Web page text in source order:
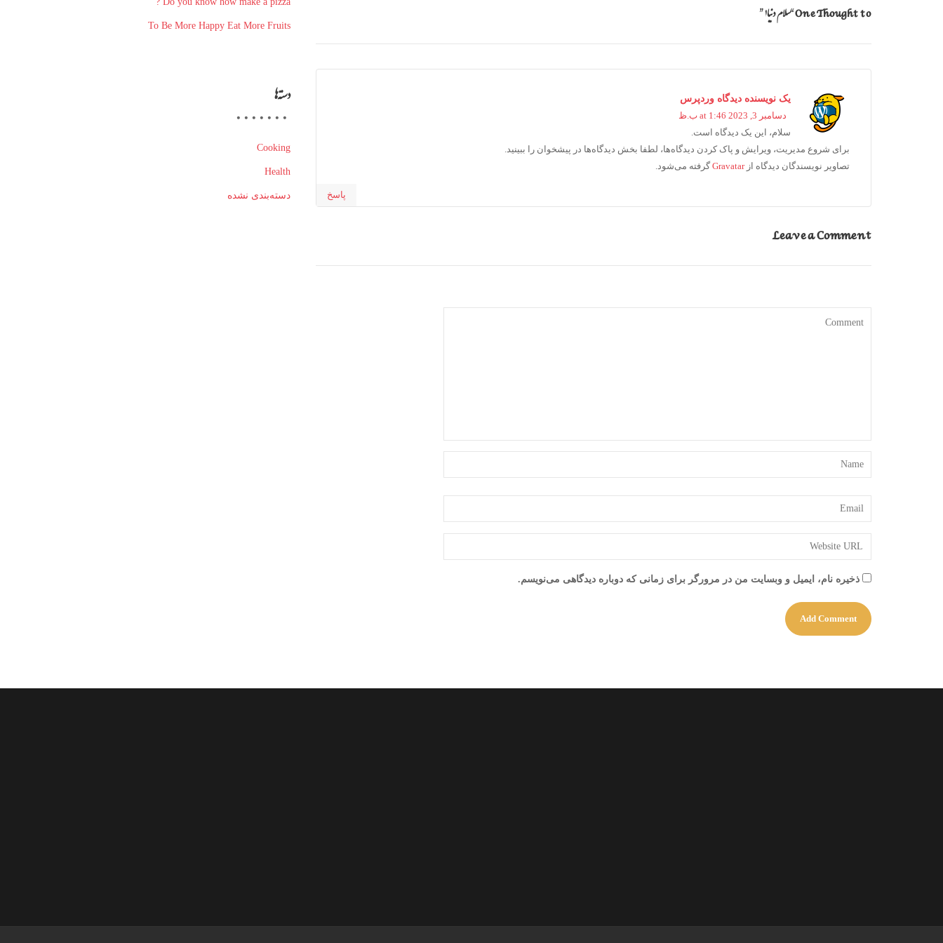
One Thought to “سلام دنیا!”
یک نویسنده دیدگاه وردپرس
دسامبر 3, 2023 at 1:46 ب.ظ
سلام، این یک دیدگاه است.
برای شروع مدیریت، ویرایش و پاک کردن دیدگاه‌ها، لطفا بخش دیدگاه‌ها در پیشخوان را ببینید.
تصاویر نویسندگان دیدگاه ازGravatarگرفته می‌شود.
پاسخ
Leave a Comment
ذخیره نام، ایمیل و وبسایت من در مرورگر برای زمانی که دوباره دیدگاهی می‌نویسم.
To Be More Happy Eat More Fruits
دسته‌ها
Cooking
Health
دسته‌بندی نشده